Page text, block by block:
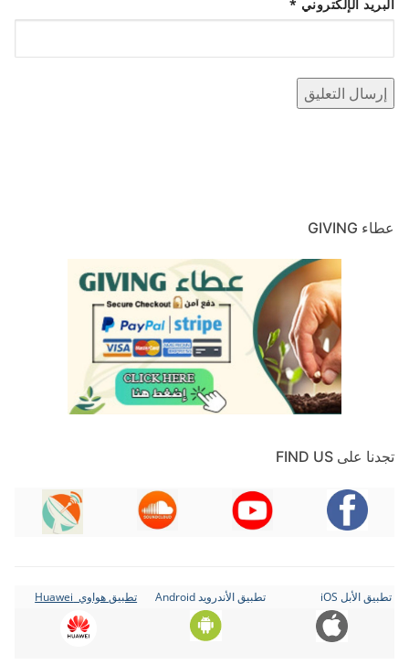
البريد الإلكتروني *
عطاء GIVING
تجدنا على FIND US
تطبيق الأبل iOS تطبيق الأندرويد Android تطبيق هواوي Huawei